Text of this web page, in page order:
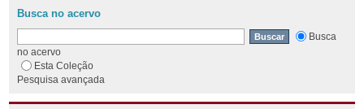
Busca no acervo
Busca
no acervo
Esta Coleção
Pesquisa avançada